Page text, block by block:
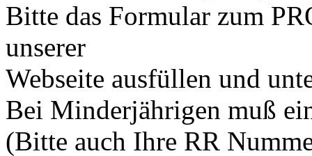
Bitte das Formular zum
unserer
Webseite ausfüllen und
Bei Minderjährigen muß
(Bitte auch Ihre RR